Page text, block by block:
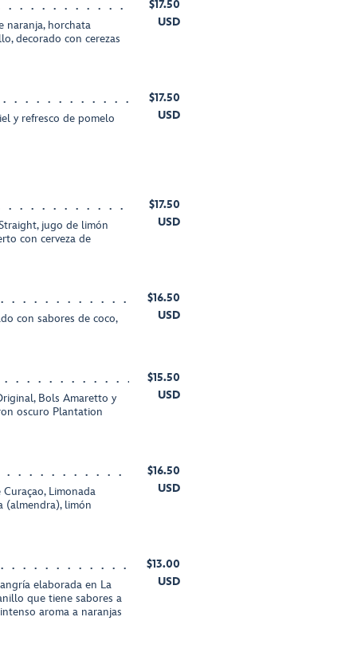
naranja, horchata
decorado con cerezas
$17.50
USD
y refresco de pomelo
$17.50
USD
jugo de limón
con cerveza de
$17.50
USD
con sabores de coco,
$16.50
USD
Bols Amaretto y
oscuro Plantation
$15.50
USD
Limonada
(almendra), limón
$16.50
USD
elaborada en La
que tiene sabores a
aroma a naranjas
$13.00
USD